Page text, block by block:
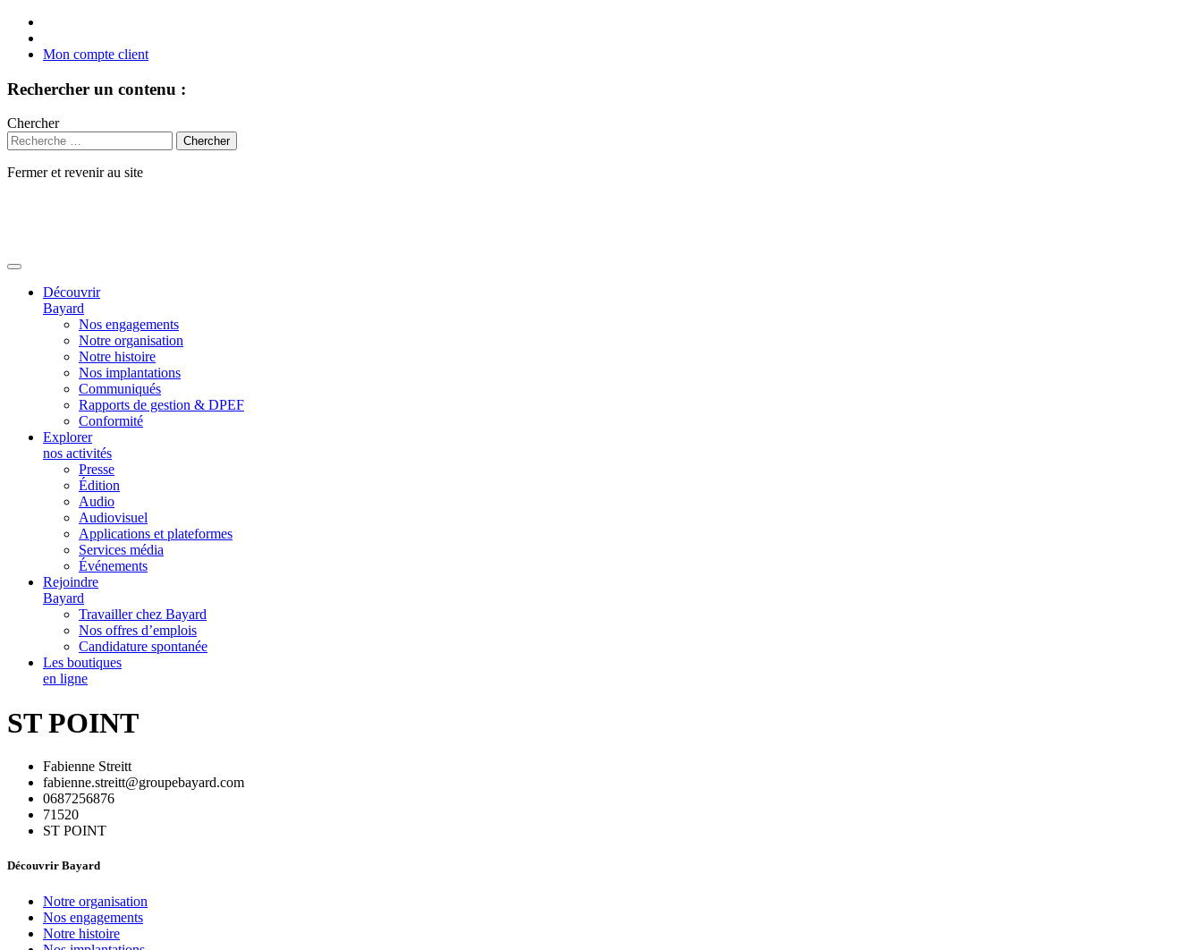
Mon compte client
Rechercher un contenu :
Chercher
Fermer et revenir au site
Découvrir
Bayard
Nos engagements
Notre organisation
Notre histoire
Nos implantations
Communiqués
Rapports de gestion & DPEF
Conformité
Explorer
nos activités
Presse
Édition
Audio
Audiovisuel
Applications et plateformes
Services média
Événements
Rejoindre
Bayard
Travailler chez Bayard
Nos offres d’emplois
Candidature spontanée
Les boutiques
en ligne
ST POINT
Fabienne Streitt
fabienne.streitt@groupebayard.com
0687256876
71520
ST POINT
Découvrir Bayard
Notre organisation
Nos engagements
Notre histoire